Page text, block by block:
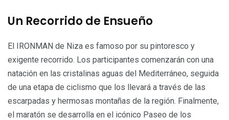
Un Recorrido de Ensueño
El IRONMAN de Niza es famoso por su pintoresco y
exigente recorrido. Los participantes comenzarán con una
natación en las cristalinas aguas del Mediterráneo, seguida
de una etapa de ciclismo que los llevará a través de las
escarpadas y hermosas montañas de la región. Finalmente,
el maratón se desarrolla en el icónico Paseo de los